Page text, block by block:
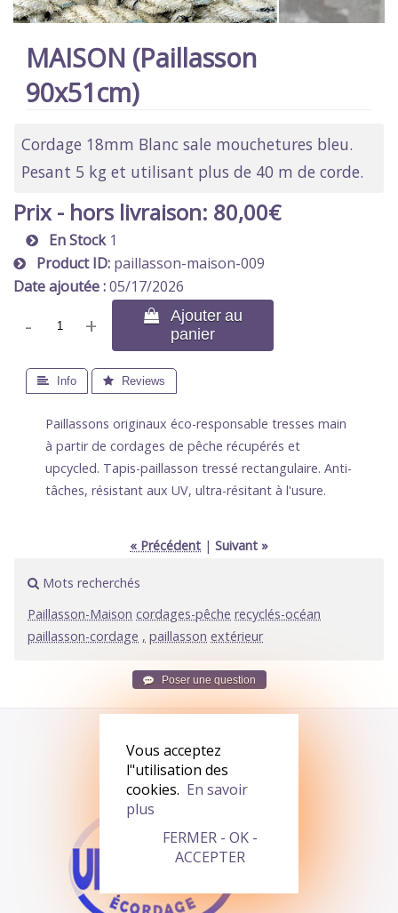
MAISON (Paillasson
90x51cm)
Cordage 18mm Blanc sale mouchetures bleu.
Pesant 5 kg et utilisant plus de 40 m de corde.
Prix - hors livraison: 80,00€
En Stock1
Product ID paillasson-maison-009
Date ajoutée 05/17/2026
- +
 Ajouter au
panier
 Info  Reviews
Paillassons originaux éco-responsable tresses main
à partir de cordages de pêche récupérés et
upcycled. Tapis-paillasson tressé rectangulaire. Anti-
tâches, résistant aux UV, ultra-résitant à l'usure.
« Précédent | Suivant »
Mots recherchés
Paillasson-Maison cordages-pêche recyclés-océan
paillasson-cordage , paillasson extérieur
Vous acceptez
l"utilisation des
cookies. En savoir
plus
FERMER - OK -
ACCEPTER